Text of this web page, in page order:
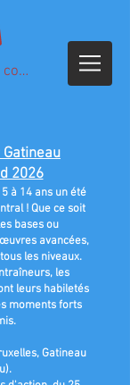
2026
à 14 ans un été
! Que ce soit
bases ou
avancées,
les niveaux.
les
leurs habiletés
moments forts
Gatineau